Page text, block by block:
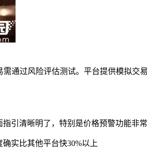
通过风险评估测试。平台提供模拟
引清晰明了，特别是价格预警功能非
实比其他平台快30%以上